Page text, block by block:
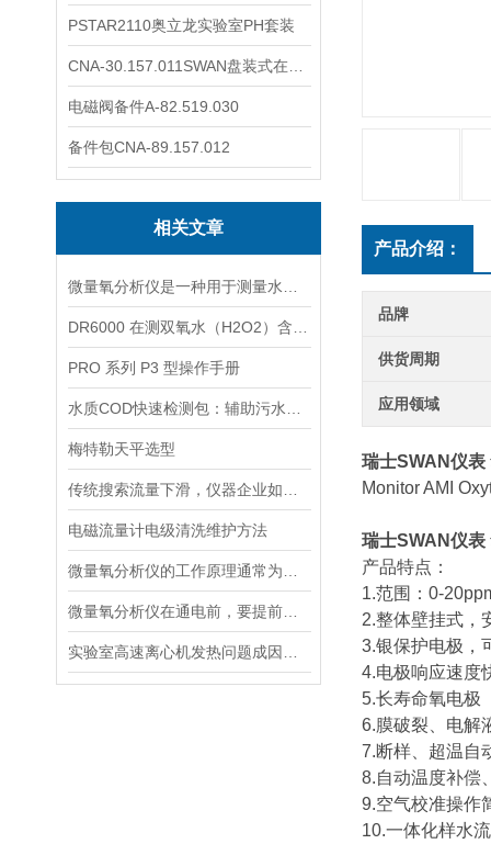
PSTAR2110奥立龙实验室PH套装
电磁阀备件A-82.519.030
备件包CNA-89.157.012
相关文章
PRO 系列 P3 型操作手册
梅特勒天平选型
电磁流量计电级清洗维护方法
产品介绍：
品牌
供货周期
应用领域
瑞士SWAN仪表
Monitor AMI
瑞士SWAN仪表
产品特点：
1.范围：0-
2.整体壁挂式，
3.银保护电极，
4.电极响应速度
5.长寿命氧电极
6.膜破裂、电解
7.断样、超温自
8.自动温度补偿
9.空气校准操作
10.一体化样水